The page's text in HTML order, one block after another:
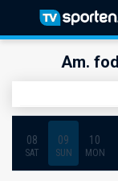
Am.
08
SAT
09
SUN
10
MON